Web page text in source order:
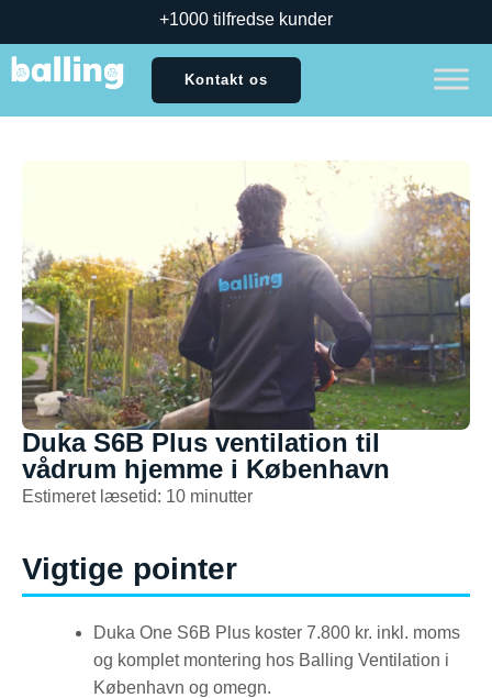
+1000 tilfredse kunder
Kontakt os
Duka S6B Plus ventilation til
vådrum hjemme i København
Estimeret læsetid: 10 minutter
Vigtige pointer
Duka One S6B Plus koster 7.800 kr. inkl. moms
og komplet montering hos Balling Ventilation i
København og omegn.